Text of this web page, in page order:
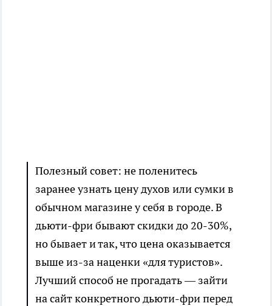
Полезный совет: не поленитесь
заранее узнать цену духов или сумки в
обычном магазине у себя в городе. В
дьюти-фри бывают скидки до 20-30%,
но бывает и так, что цена оказывается
выше из-за наценки «для туристов».
Лучший способ не прогадать — зайти
на сайт конкретного дьюти-фри перед